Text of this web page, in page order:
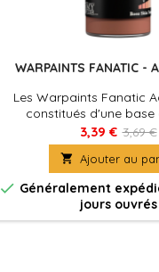
WARPAINTS FANATIC -
Les Warpaints Fanatic
constitués d'une base
acrylique très couvrante
des pigments de haute
qualité supérieure sur la
votre figurine.
3,39 € 3,69 €
 Ajouter au
 Généralement
jours ouvrés